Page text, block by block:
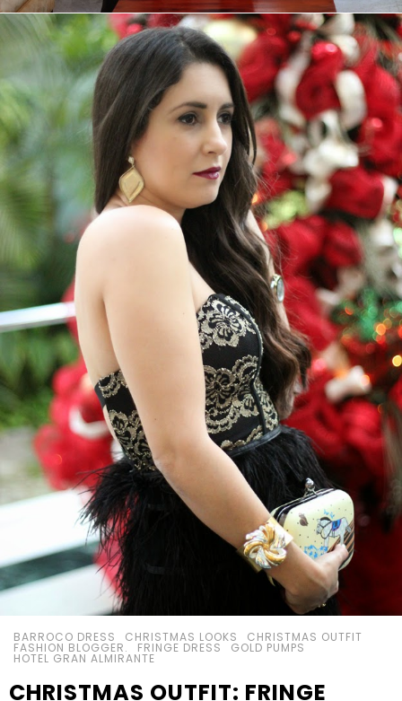
BARROCO DRESS CHRISTMAS LOOKS CHRISTMAS OUTFIT
FASHION BLOGGER. FRINGE DRESS GOLD PUMPS
HOTEL GRAN ALMIRANTE
CHRISTMAS OUTFIT: FRINGE